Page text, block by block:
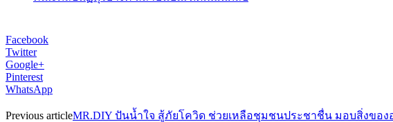
Facebook
Twitter
Google+
Pinterest
WhatsApp
Previous articleMR.DIY ปันน้ำใจ สู้ภัยโควิด ช่วยเหลือชุมชนประชาชื่น มอบสิ่งขอ